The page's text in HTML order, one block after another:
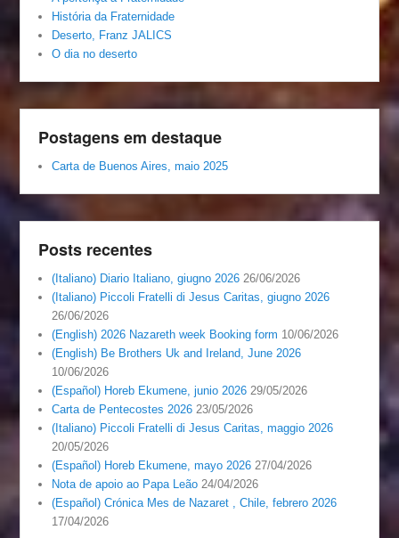
História da Fraternidade
Deserto, Franz JALICS
O dia no deserto
Postagens em destaque
Carta de Buenos Aires, maio 2025
Posts recentes
(Italiano) Diario Italiano, giugno 2026 26/06/2026
(Italiano) Piccoli Fratelli di Jesus Caritas, giugno 2026
26/06/2026
(English) 2026 Nazareth week Booking form 10/06/2026
(English) Be Brothers Uk and Ireland, June 2026
10/06/2026
(Español) Horeb Ekumene, junio 2026 29/05/2026
Carta de Pentecostes 2026 23/05/2026
(Italiano) Piccoli Fratelli di Jesus Caritas, maggio 2026
20/05/2026
(Español) Horeb Ekumene, mayo 2026 27/04/2026
Nota de apoio ao Papa Leão 24/04/2026
(Español) Crónica Mes de Nazaret , Chile, febrero 2026
17/04/2026